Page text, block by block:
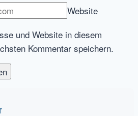
Website
und Website in diesem
Kommentar speichern.